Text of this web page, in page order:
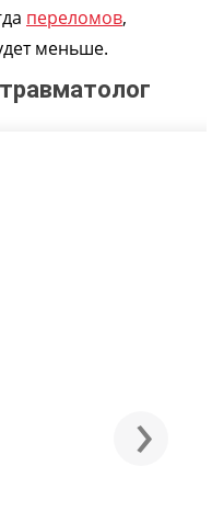
переломов,
меньше.